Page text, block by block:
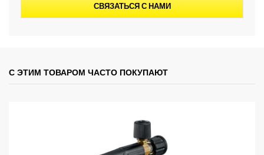
СВЯЗАТЬСЯ С НАМИ
С ЭТИМ ТОВАРОМ ЧАСТО ПОКУПАЮТ